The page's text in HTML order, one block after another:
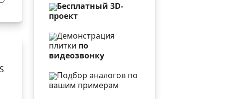
Бесплатный 3D-
проект
Демонстрация
плитки по
видеозвонку
Подбор аналогов по
вашим примерам